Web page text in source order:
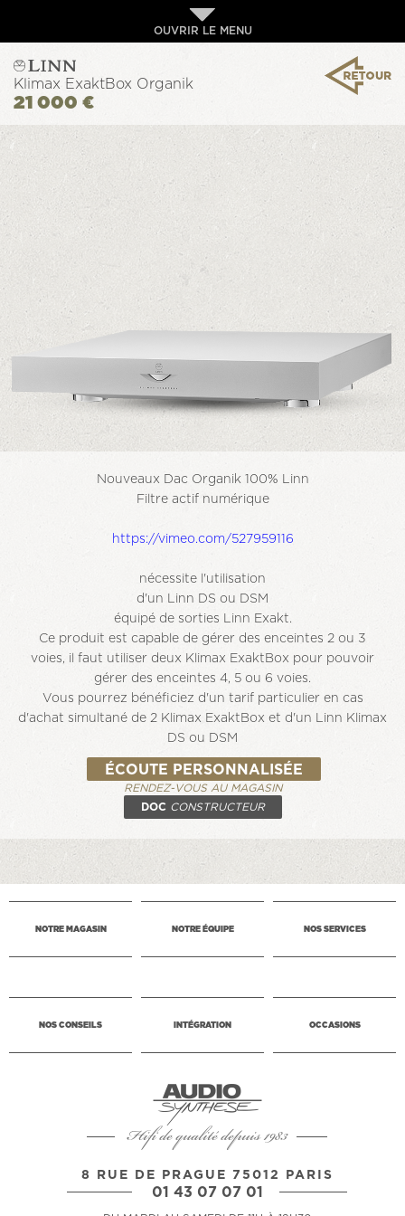
OUVRIR LE MENU
Klimax ExaktBox Organik
21 000 €
Nouveaux Dac Organik 100% Linn
Filtre actif numérique
https://vimeo.com/527959116
nécessite l'utilisation
d'un Linn DS ou DSM
équipé de sorties Linn Exakt.
Ce produit est capable de gérer des enceintes 2 ou 3
voies, il faut utiliser deux Klimax ExaktBox pour pouvoir
gérer des enceintes 4, 5 ou 6 voies.
Vous pourrez bénéficiez d'un tarif particulier en cas
d'achat simultané de 2 Klimax ExaktBox et d'un Linn Klimax
DS ou DSM
ÉCOUTE PERSONNALISÉE
RENDEZ-VOUS AU MAGASIN
DOC CONSTRUCTEUR
NOTRE MAGASIN NOTRE ÉQUIPE NOS SERVICES
NOS CONSEILS INTÉGRATION OCCASIONS
Hifi de qualité depuis 1983
8 RUE DE PRAGUE 75012 PARIS
01 43 07 07 01